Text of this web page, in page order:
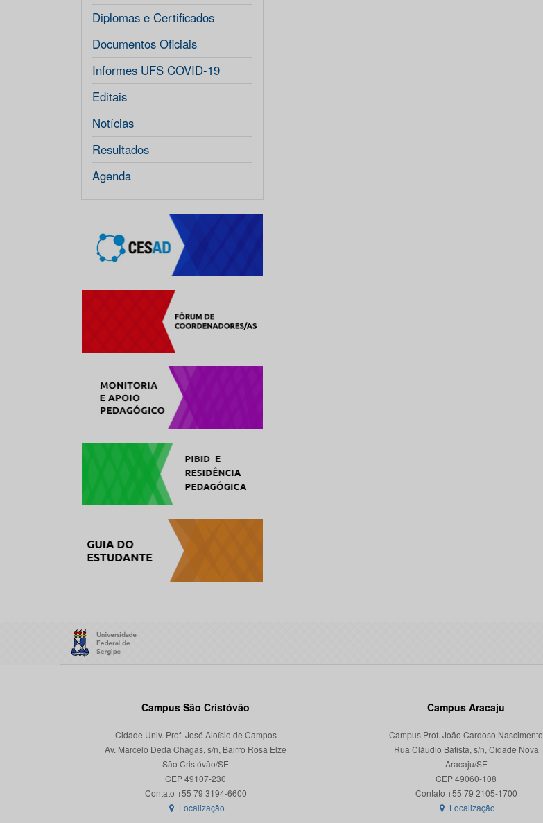
Diplomas e Certificados
Documentos Oficiais
Informes UFS COVID-19
Editais
Notícias
Resultados
Agenda
Campus São Cristóvão
Cidade Univ. Prof. José Aloísio de Campos
Av. Marcelo Deda Chagas, s/n, Bairro Rosa Elze
São Cristóvão/SE
CEP 49107-230
Localização
Campus Aracaju
Campus Prof. João Cardoso Nascimento
Rua Cláudio Batista, s/n, Cidade Nova
Aracaju/SE
CEP 49060-108
Localização